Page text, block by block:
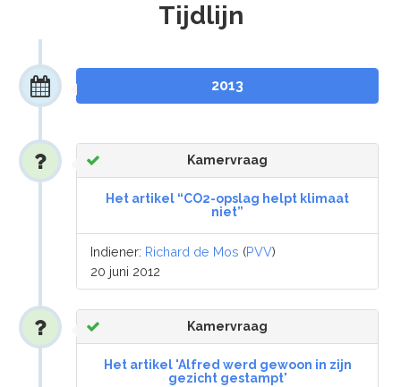
Tijdlijn
2013
Kamervraag
Het artikel “CO2-opslag helpt klimaat
niet”
Indiener: Richard de Mos (PVV)
20 juni 2012
Kamervraag
Het artikel 'Alfred werd gewoon in zijn
gezicht gestampt'